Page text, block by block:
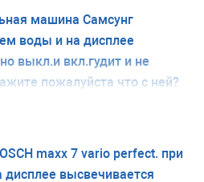
машина Самсунг
воды и на дисплее
выкл.и вкл.гудит и не
пожалуйста что с ней?
maxx 7 vario perfect. при
высвечивается